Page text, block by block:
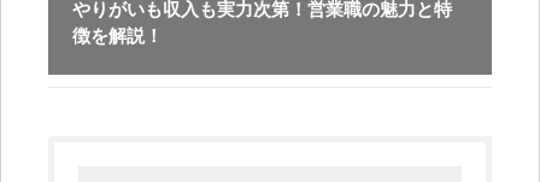
やりがいも収入も実力次第！営業職の魅力と特
徴を解説！